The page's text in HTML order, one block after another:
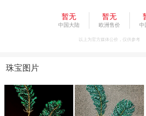
暂无
中国大陆
暂无
欧洲售价 中
以上为官方媒体公价，仅供参考
珠宝图片